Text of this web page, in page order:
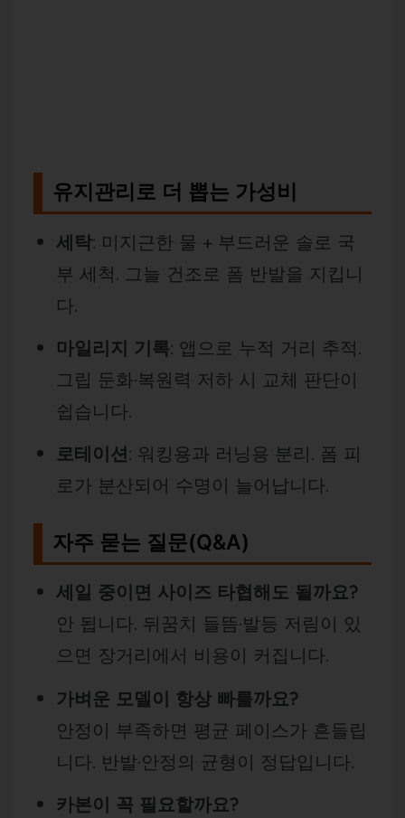
유지관리로 더 뽑는 가성비
세탁: 미지근한 물 + 부드러운 솔로 국
부 세척. 그늘 건조로 폼 반발을 지킵니
다.
마일리지 기록: 앱으로 누적 거리 추적.
그립 둔화·복원력 저하 시 교체 판단이
쉽습니다.
로테이션: 워킹용과 러닝용 분리. 폼 피
로가 분산되어 수명이 늘어납니다.
자주 묻는 질문(Q&A)
세일 중이면 사이즈 타협해도 될까요?
안 됩니다. 뒤꿈치 들뜸·발등 저림이 있
으면 장거리에서 비용이 커집니다.
가벼운 모델이 항상 빠를까요?
안정이 부족하면 평균 페이스가 흔들립
니다. 반발·안정의 균형이 정답입니다.
카본이 꼭 필요할까요?